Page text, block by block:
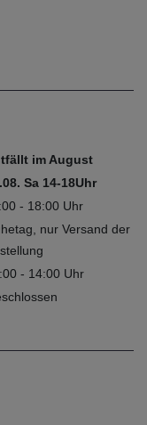
im August
Sa 14-18Uhr
- 18:00 Uhr
nur Versand der
- 14:00 Uhr